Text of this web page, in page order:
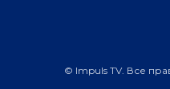
© Impuls TV. Все